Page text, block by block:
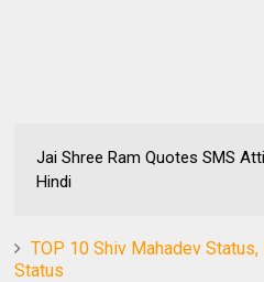
Jai Shree Ram Quotes SMS
Hindi
TOP 10 Shiv Mahadev
Status